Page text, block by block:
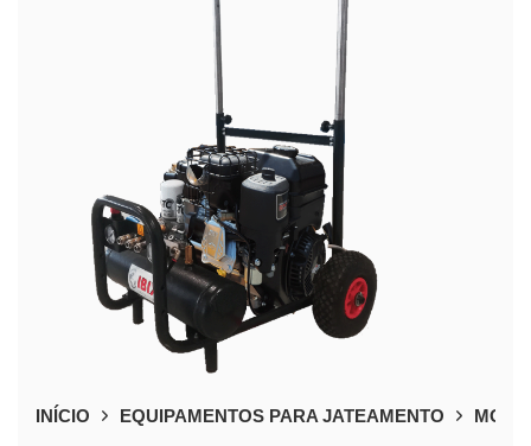
INÍCIO EQUIPAMENTOS PARA JATEAMENTO